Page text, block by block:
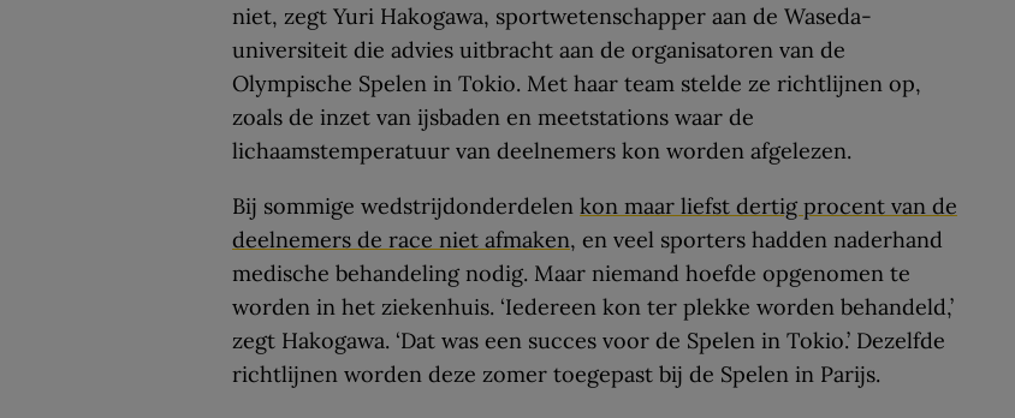
niet, zegt Yuri Hakogawa, sportwetenschapper aan de Waseda-
universiteit die advies uitbracht aan de organisatoren van de
Olympische Spelen in Tokio. Met haar team stelde ze richtlijnen op,
zoals de inzet van ijsbaden en meetstations waar de
lichaamstemperatuur van deelnemers kon worden afgelezen.
Bij sommige wedstrijdonderdelen kon maar liefst dertig procent van de
deelnemers de race niet afmaken, en veel sporters hadden naderhand
medische behandeling nodig. Maar niemand hoefde opgenomen te
worden in het ziekenhuis. ‘Iedereen kon ter plekke worden behandeld,’
zegt Hakogawa. ‘Dat was een succes voor de Spelen in Tokio.’ Dezelfde
richtlijnen worden deze zomer toegepast bij de Spelen in Parijs.